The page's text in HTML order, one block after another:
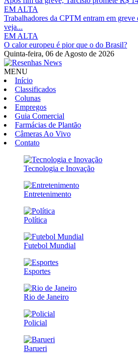
EM ALTA
Trabalhadores da CPTM entram em greve
veja...
EM ALTA
O calor europeu é pior que o do Brasil?
Quinta-feira, 06 de Agosto de 2026
MENU
Início
Classificados
Colunas
Empregos
Guia Comercial
Farmácias de Plantão
Câmeras Ao Vivo
Contato
Tecnologia e Inovação
Entretenimento
Política
Futebol Mundial
Esportes
Rio de Janeiro
Policial
Barueri